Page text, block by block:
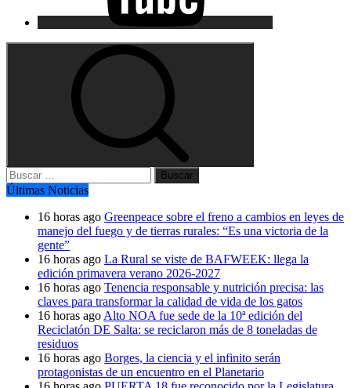
Buscar:
Últimas Noticias
16 horas ago Greenpeace sobre el freno a cambios en leyes de
manejo del fuego y de tierras rurales: “Es una victoria de la
gente”
16 horas ago La Rural se viste de BAFWEEK: llega la
edición primavera verano 2026-2027
16 horas ago Tenencia responsable y nutrición precisa: las
claves para transformar la calidad de vida de los gatos
16 horas ago Alto NOA fue sede de la 10ª edición del
Reciclatón DE Salta: se reciclaron más de 8 toneladas de
residuos
16 horas ago Borges, la ciencia y el infinito serán
protagonistas de un encuentro en el Planetario